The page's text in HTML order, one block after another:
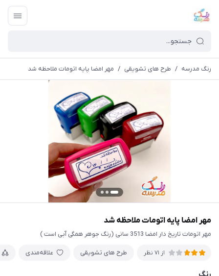
رنگ مدرسه / طرح های تشویقی / مهر امضا پایه اتومات ملاحظه شد
مهر امضا پایه اتومات ملاحظه شد
مهر اتومات تاریخ دار امضا 3513 سانی (رنگ جوهر همگی آبی است )
از 71 نظر طرح های تشویقی علاقه‌مندی